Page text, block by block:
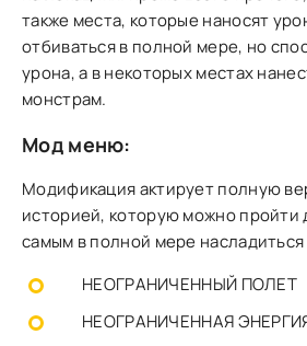
также места, которые наносят
отбиваться в полной мере, но
урона, а в некоторых местах
монстрам.
Мод меню:
Модификация актирует полную
историей, которую можно пройти
самым в полной мере
НЕОГРАНИЧЕННЫЙ ПОЛЕТ
НЕОГРАНИЧЕННАЯ